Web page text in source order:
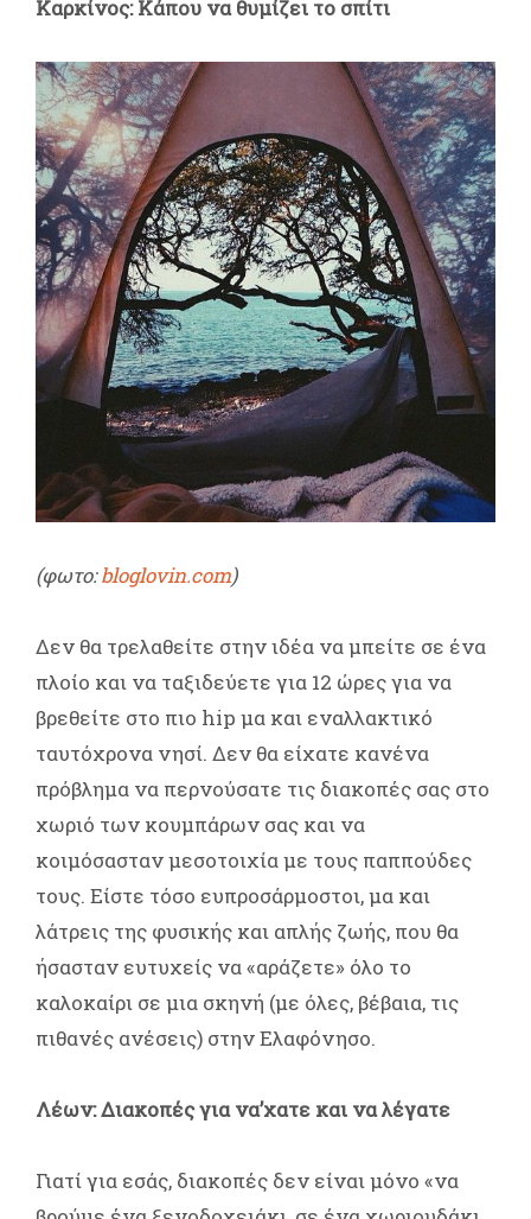
Καρκίνος: Κάπου να θυμίζει το σπίτι
(φωτο:bloglovin.com)
Δεν θα τρελαθείτε στην ιδέα να μπείτε σε ένα
πλοίο και να ταξιδεύετε για 12 ώρες για να
βρεθείτε στο πιο hip μα και εναλλακτικό
ταυτόχρονα νησί. Δεν θα είχατε κανένα
πρόβλημα να περνούσατε τις διακοπές σας στο
χωριό των κουμπάρων σας και να
κοιμόσασταν μεσοτοιχία με τους παππούδες
τους. Είστε τόσο ευπροσάρμοστοι, μα και
λάτρεις της φυσικής και απλής ζωής, που θα
ήσασταν ευτυχείς να «αράζετε» όλο το
καλοκαίρι σε μια σκηνή (με όλες, βέβαια, τις
πιθανές ανέσεις) στην Ελαφόνησο.
Λέων: Διακοπές για να’χατε και να λέγατε
Γιατί για εσάς, διακοπές δεν είναι μόνο «να